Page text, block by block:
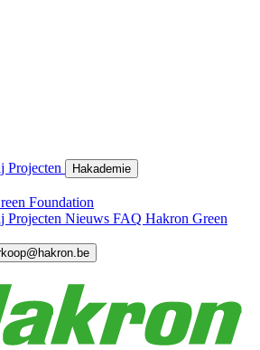
Projecten Hakademie
Foundation
Projecten Nieuws FAQ Hakron Green